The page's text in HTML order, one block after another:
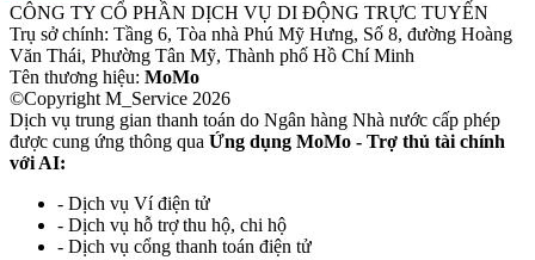
CÔNG TY CỔ PHẦN DỊCH VỤ DI ĐỘNG TRỰC TUYẾN
Trụ sở chính: Tầng 6, Tòa nhà Phú Mỹ Hưng, Số 8, đường Hoàng
Văn Thái, Phường Tân Mỹ, Thành phố Hồ Chí Minh
Tên thương hiệu: MoMo
©Copyright M_Service 2026
Dịch vụ trung gian thanh toán do Ngân hàng Nhà nước cấp phép
được cung ứng thông qua Ứng dụng MoMo - Trợ thủ tài chính
với AI:
- Dịch vụ Ví điện tử
- Dịch vụ hỗ trợ thu hộ, chi hộ
- Dịch vụ cổng thanh toán điện tử